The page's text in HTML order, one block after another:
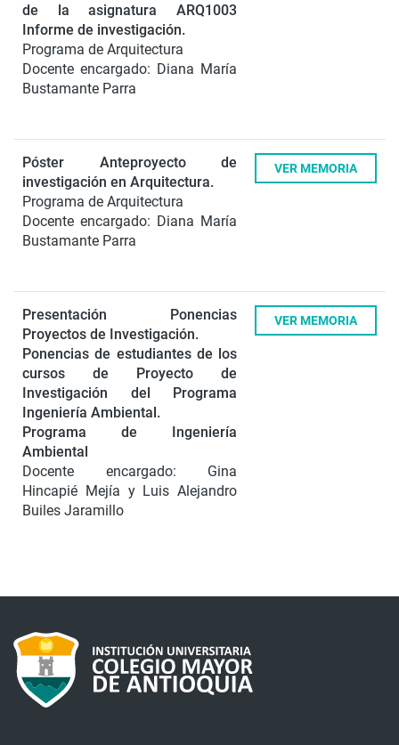
de la asignatura ARQ1003
Informe de investigación.
Programa de Arquitectura
Docente encargado: Diana María
Bustamante Parra
Póster Anteproyecto de
investigación en Arquitectura.
Programa de Arquitectura
Docente encargado: Diana María
Bustamante Parra
VER MEMORIA
Presentación Ponencias
Proyectos de Investigación.
Ponencias de estudiantes de los
cursos de Proyecto de
Investigación del Programa
Ingeniería Ambiental.
Programa de Ingeniería
Ambiental
Docente encargado: Gina
Hincapié Mejía y Luis Alejandro
Builes Jaramillo
VER MEMORIA